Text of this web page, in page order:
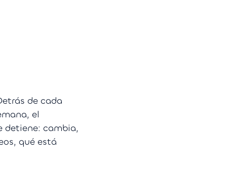
de cada
el
detiene: cambia,
qué está